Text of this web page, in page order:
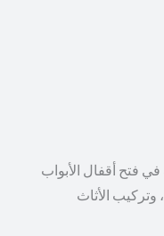
فتح أقفال الأبواب